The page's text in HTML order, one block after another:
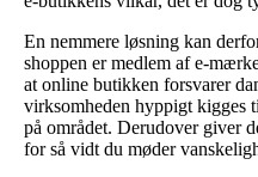
En nemmere løsning kan
shoppen er medlem af e-
at online butikken forsvarer
virksomheden hyppigt kigges
på området. Derudover giver
for så vidt du møder